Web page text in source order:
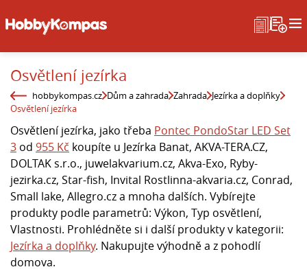
Osvětlení jezírka
hobbykompas.cz Dům a zahrada Zahrada Jezírka a doplňky
Osvětlení jezírka
Osvětlení jezírka, jako třeba Pontec PondoStar LED Set
3 od 955 Kč koupíte u Jezírka Banat, AKVA-TERA.CZ,
DOLTAK s.r.o., juwelakvarium.cz, Akva-Exo, Ryby-
jezirka.cz, Star-fish, Invital Rostlinna-akvaria.cz, Conrad,
Small lake, Allegro.cz a mnoha dalších. Vybírejte
produkty podle parametrů: Výkon, Typ osvětlení,
Vlastnosti. Prohlédněte si i další produkty v kategorii:
Jezírka a doplňky. Nakupujte výhodně a z pohodlí
domova.